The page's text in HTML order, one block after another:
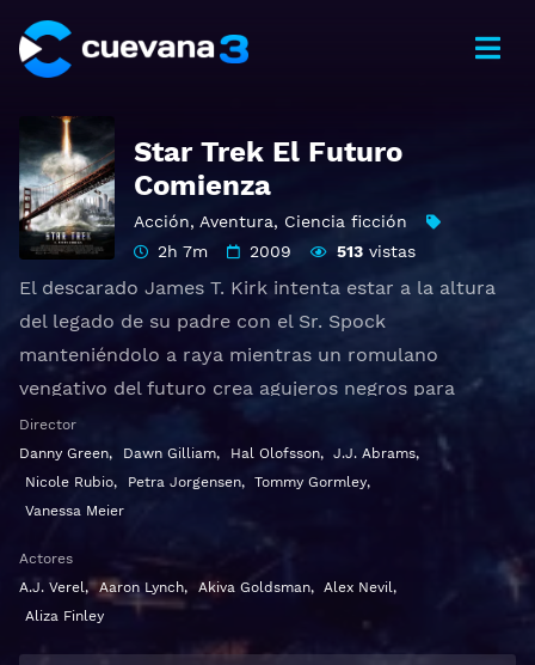
Star Trek El Futuro
Comienza
Acción, Aventura, Ciencia ficción
2h 7m
2009 513 vistas
El descarado James T. Kirk intenta estar a la altura
del legado de su padre con el Sr. Spock
manteniéndolo a raya mientras un romulano
vengativo del futuro crea agujeros negros para
destruir la Federación, planeta por planeta.
Ver Star Trek Gratis HD 1080p 720p | Idioma español
latino, subtitulado, castellano
Director
Danny Green, Dawn Gilliam, Hal Olofsson, J.J. Abrams,
Nicole Rubio, Petra Jorgensen, Tommy Gormley,
Vanessa Meier
Actores
A.J. Verel, Aaron Lynch, Akiva Goldsman, Alex Nevil,
Aliza Finley